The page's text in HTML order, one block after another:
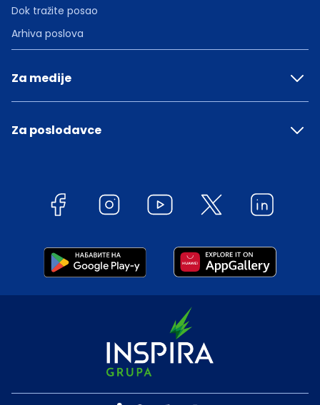
Dok tražite posao
Arhiva poslova
Za medije
Za poslodavce